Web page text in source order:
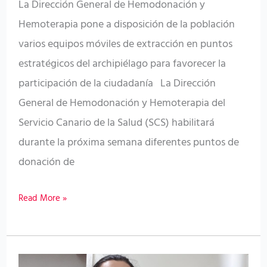
La Dirección General de Hemodonación y
Hemoterapia pone a disposición de la población
varios equipos móviles de extracción en puntos
estratégicos del archipiélago para favorecer la
participación de la ciudadanía La Dirección
General de Hemodonación y Hemoterapia del
Servicio Canario de la Salud (SCS) habilitará
durante la próxima semana diferentes puntos de
donación de
verano
Read More »